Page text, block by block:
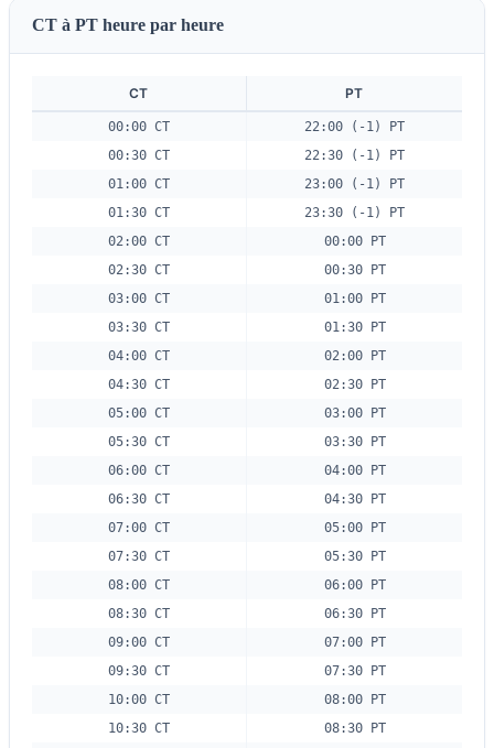
CT à PT heure par heure
CT PT
00:00 CT
22:00 (-1) PT
00:30 CT
22:30 (-1) PT
01:00 CT
23:00 (-1) PT
01:30 CT
23:30 (-1) PT
02:00 CT
00:00 PT
02:30 CT
00:30 PT
03:00 CT
01:00 PT
03:30 CT
01:30 PT
04:00 CT
02:00 PT
04:30 CT
02:30 PT
05:00 CT
03:00 PT
05:30 CT
03:30 PT
06:00 CT
04:00 PT
06:30 CT
04:30 PT
07:00 CT
05:00 PT
07:30 CT
05:30 PT
08:00 CT
06:00 PT
08:30 CT
06:30 PT
09:00 CT
07:00 PT
09:30 CT
07:30 PT
10:00 CT
08:00 PT
10:30 CT
08:30 PT